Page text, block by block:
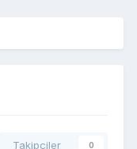
Takipçiler 0